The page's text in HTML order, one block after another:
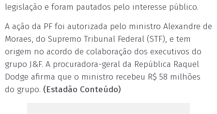
legislação e foram pautados pelo interesse público.
A ação da PF foi autorizada pelo ministro Alexandre de
Moraes, do Supremo Tribunal Federal (STF), e tem
origem no acordo de colaboração dos executivos do
grupo J&F. A procuradora-geral da República Raquel
Dodge afirma que o ministro recebeu R$ 58 milhões
do grupo. (Estadão Conteúdo)